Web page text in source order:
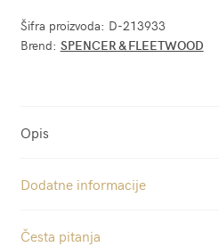
Šifra proizvoda: D-213933
Brend: SPENCER & FLEETWOOD
Opis
Dodatne informacije
Česta pitanja